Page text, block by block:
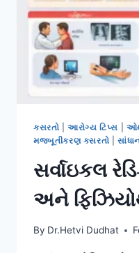
કસરતો |આરોગ્ય ટિપ્સ
મજબૂતીકરણ કસરતો
સર્વાઇકલ
અને
By Dr.Hetvi Dudhat